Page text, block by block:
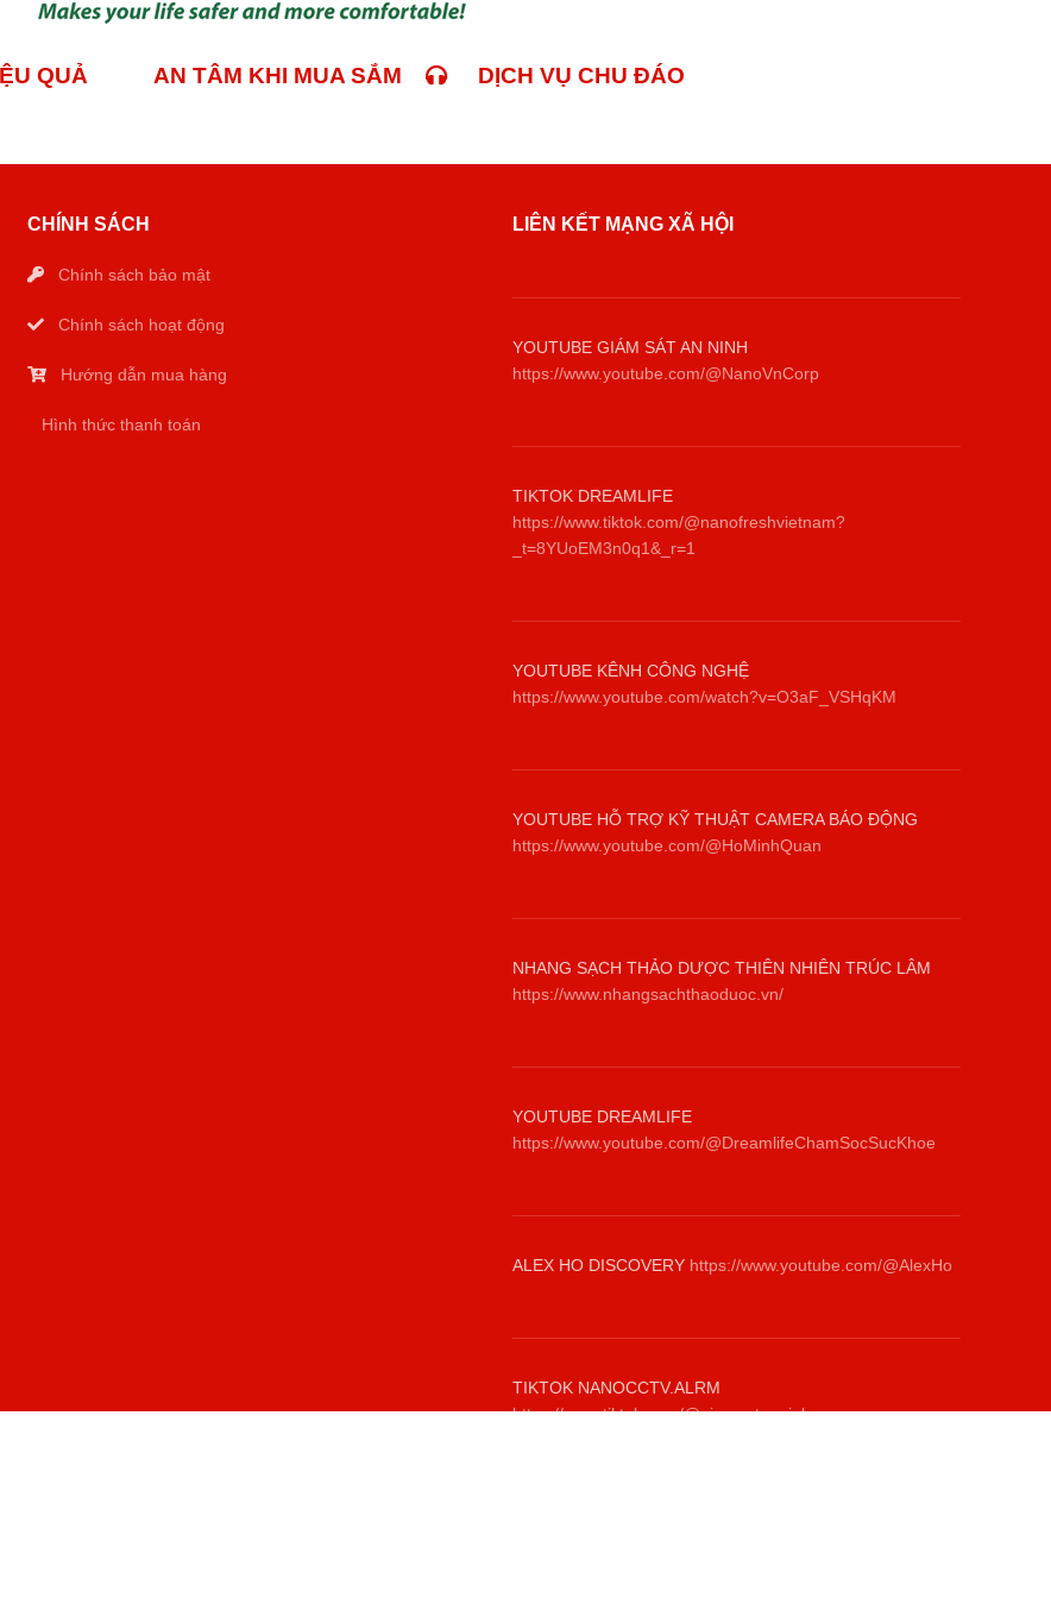
QUẢ AN TÂM KHI MUA SẮM DỊCH VỤ CHU ĐÁO
CHÍNH SÁCH
Chính sách bảo mật
Chính sách hoạt động
Hướng dẫn mua hàng
Hình thức thanh toán
LIÊN KẾT MẠNG XÃ HỘI
YOUTUBE GIÁM SÁT AN NINH
https://www.youtube.com/@NanoVnCorp
TIKTOK DREAMLIFE
https://www.tiktok.com/@nanofreshvietnam?
_t=8YUoEM3n0q1&_r=1
YOUTUBE KÊNH CÔNG NGHỆ
https://www.youtube.com/watch?v=O3aF_VSHqKM
YOUTUBE HỖ TRỢ KỸ THUẬT CAMERA BÁO ĐỘNG
https://www.youtube.com/@HoMinhQuan
NHANG SẠCH THẢO DƯỢC THIÊN NHIÊN TRÚC LÂM
https://www.nhangsachthaoduoc.vn/
YOUTUBE DREAMLIFE
https://www.youtube.com/@DreamlifeChamSocSucKhoe
ALEX HO DISCOVERY https://www.youtube.com/@AlexHo
TIKTOK NANOCCTV.ALRM
https://www.tiktok.com/@giamsatanninh.com